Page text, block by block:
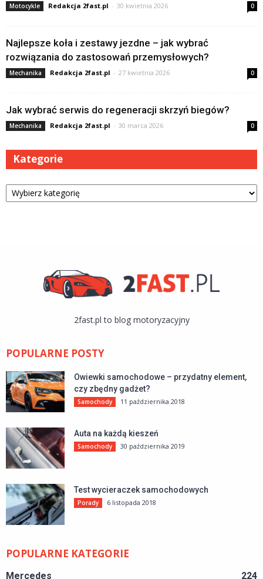
Motocykle Redakcja 2fast.pl - 30 kwietnia 2026 0
Najlepsze koła i zestawy jezdne – jak wybrać
rozwiązania do zastosowań przemysłowych?
Mechanika Redakcja 2fast.pl - 27 kwietnia 2026 0
Jak wybrać serwis do regeneracji skrzyń biegów?
Mechanika Redakcja 2fast.pl - 30 marca 2026 0
Kategorie
Kategorie
2fast.pl to blog motoryzacyjny
POPULARNE POSTY
Owiewki samochodowe – przydatny element,
czy zbędny gadżet?
Samochody 11 października 2018
Auta na każdą kieszeń
Samochody 30 października 2019
Test wycieraczek samochodowych
Porady 6 listopada 2018
POPULARNE KATEGORIE
Mercedes 224